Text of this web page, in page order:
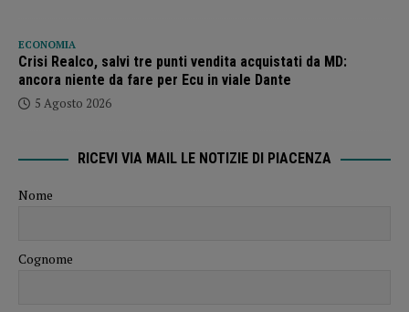
ECONOMIA
Crisi Realco, salvi tre punti vendita acquistati da MD:
ancora niente da fare per Ecu in viale Dante
5 Agosto 2026
RICEVI VIA MAIL LE NOTIZIE DI PIACENZA
Nome
Cognome